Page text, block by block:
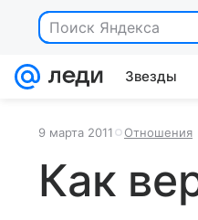
Поиск Яндекса
Звезды
9 марта 2011 Отношения
Как